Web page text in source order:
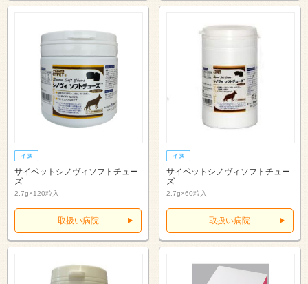
サイペットシノヴィソフトチュー
ズ
2.7g×120粒入
取扱い病院
サイペットシノヴィソフトチュー
ズ
2.7g×60粒入
取扱い病院